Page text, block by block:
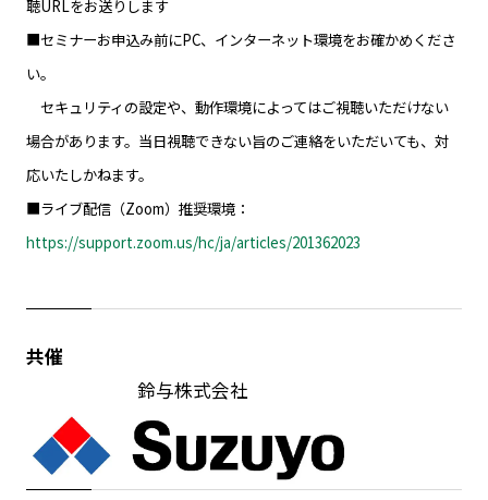
聴URLをお送りします
■セミナーお申込み前にPC、インターネット環境をお確かめくださ
い。
セキュリティの設定や、動作環境によってはご視聴いただけない
場合があります。当日視聴できない旨のご連絡をいただいても、対
応いたしかねます。
■ライブ配信（Zoom）推奨環境：
https://support.zoom.us/hc/ja/articles/201362023
共催
鈴与株式会社